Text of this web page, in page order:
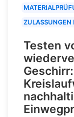
ZULASSUNGEN
Testen